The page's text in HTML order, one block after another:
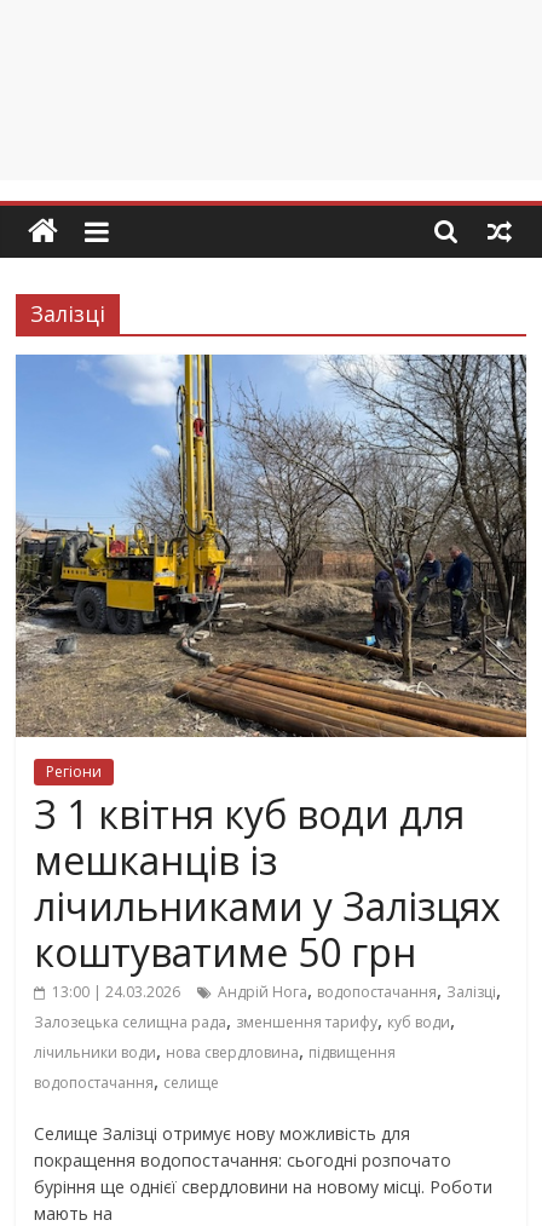
Залізці
Регіони
З 1 квітня куб води для
мешканців із
лічильниками у Залізцях
коштуватиме 50 грн
13:00 | 24.03.2026 Андрій Нога, водопостачання, Залізці,
Залозецька селищна рада, зменшення тарифу, куб води,
лічильники води, нова свердловина, підвищення
водопостачання, селище
Селище Залізці отримує нову можливість для
покращення водопостачання: сьогодні розпочато
буріння ще однієї свердловини на новому місці. Роботи
мають на